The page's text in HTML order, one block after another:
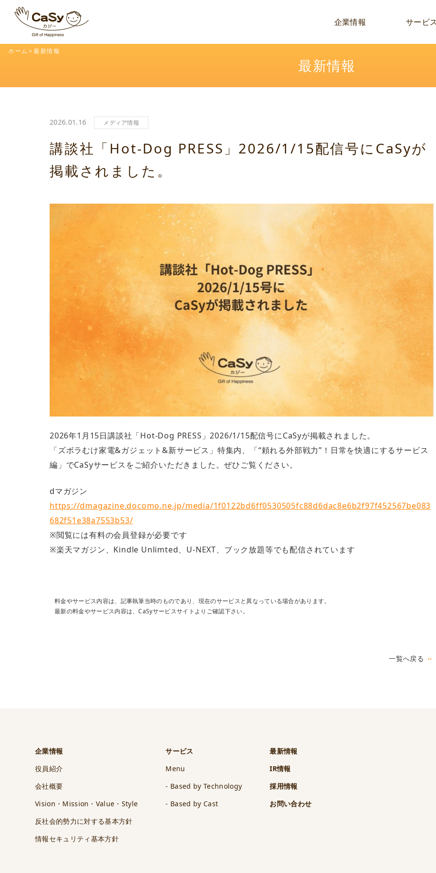
企業情報 サービス
ホーム 最新情報
最新情報
2026.01.16 メディア情報
講談社「Hot-Dog PRESS」2026/1/15配信号にCaSyが
掲載されました。
2026年1月15日講談社「Hot-Dog PRESS」2026/1/15配信号にCaSyが掲載されました。
「ズボラむけ家電&ガジェット&新サービス」特集内、「“頼れる外部戦力”！日常を快適にするサービス
編」でCaSyサービスをご紹介いただきました。ぜひご覧ください。
dマガジン
https://dmagazine.docomo.ne.jp/media/1f0122bd6ff0530505fc88d6dac8e6b2f97f452567be083
682f51e38a7553b53/
※閲覧には有料の会員登録が必要です
※楽天マガジン、Kindle Unlimted、U-NEXT、ブック放題等でも配信されています
料金やサービス内容は、記事執筆当時のものであり、現在のサービスと異なっている場合があります。
最新の料金やサービス内容は、CaSyサービスサイトよりご確認下さい。
一覧へ戻る
企業情報
役員紹介
会社概要
Vision・Mission・Value・Style
反社会的勢力に対する基本方針
情報セキュリティ基本方針
サービス
Menu
- Based by Technology
- Based by Cast
最新情報
IR情報
採用情報
お問い合わせ